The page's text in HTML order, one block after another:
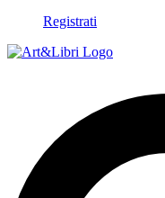
Registrati